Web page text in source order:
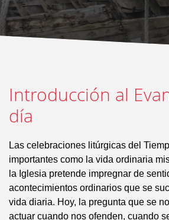
Introducción al
día
Las celebraciones litúrgicas del
importantes como la vida ordinaria
la Iglesia pretende impregnar de
acontecimientos ordinarios que se
vida diaria. Hoy, la pregunta que se
actuar cuando nos ofenden, cuando